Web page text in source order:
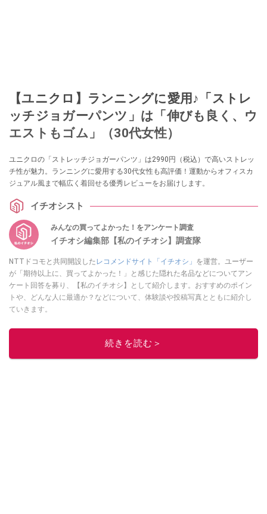
【ユニクロ】ランニングに愛用♪「ストレ
ッチジョガーパンツ」は「伸びも良く、ウ
エストもゴム」（30代女性）
ユニクロの「ストレッチジョガーパンツ」は2990円（税込）で高いストレッ
チ性が魅力。ランニングに愛用する30代女性も高評価！運動からオフィスカ
ジュアル風まで幅広く着回せる優秀レビューをお届けします。
イチオシスト
みんなの買ってよかった！をアンケート調査
イチオシ編集部【私のイチオシ】調査隊
NTTドコモと共同開設した レコメンドサイト「イチオシ」 を運営。ユーザー
が「期待以上に、買ってよかった！」と感じた隠れた名品などについてアン
ケート回答を募り、【私のイチオシ】として紹介します。おすすめのポイン
トや、どんな人に最適か？などについて、体験談や投稿写真とともに紹介し
ていきます。
このイチオシストの他の記事を読む
続きを読む＞